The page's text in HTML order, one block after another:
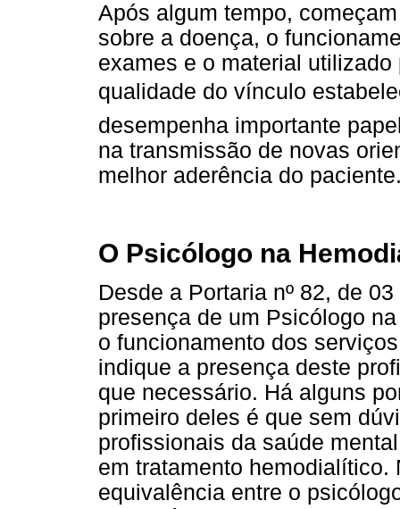
Após algum tempo,
sobre a doença, o
exames e o material
qualidade do vínculo
desempenha importante
na transmissão de novas
melhor aderência do
O Psicólogo na
Desde a Portaria nº 82, de
presença de um Psicólogo
o funcionamento dos
indique a presença deste
que necessário. Há alguns
primeiro deles é que sem
profissionais da saúde
em tratamento hemodialítico.
equivalência entre o